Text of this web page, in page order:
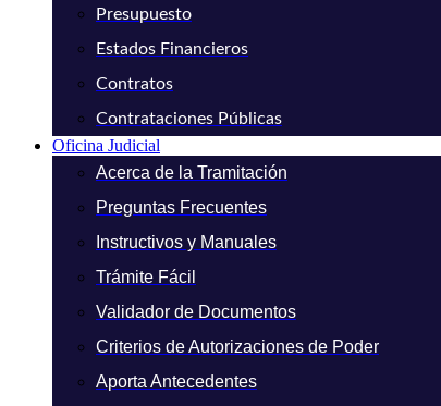
Presupuesto
Estados Financieros
Contratos
Contrataciones Públicas
Oficina Judicial
Acerca de la Tramitación
Preguntas Frecuentes
Instructivos y Manuales
Trámite Fácil
Validador de Documentos
Criterios de Autorizaciones de Poder
Aporta Antecedentes